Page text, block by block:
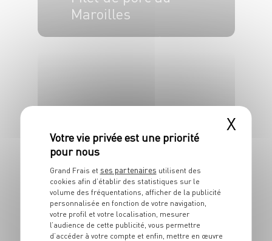
Maroilles
PLAT
Risotto à la
milanaise
4 pers. 10 min 25 min
X
Grand Frais et ses partenaires utilisent des
cookies afin d’établir des statistiques sur le
volume des fréquentations, afficher de la publicité
personnalisée en fonction de votre navigation,
votre profil et votre localisation, mesurer
l’audience de cette publicité, vous permettre
d’accéder à votre compte et enfin, mettre en œuvre